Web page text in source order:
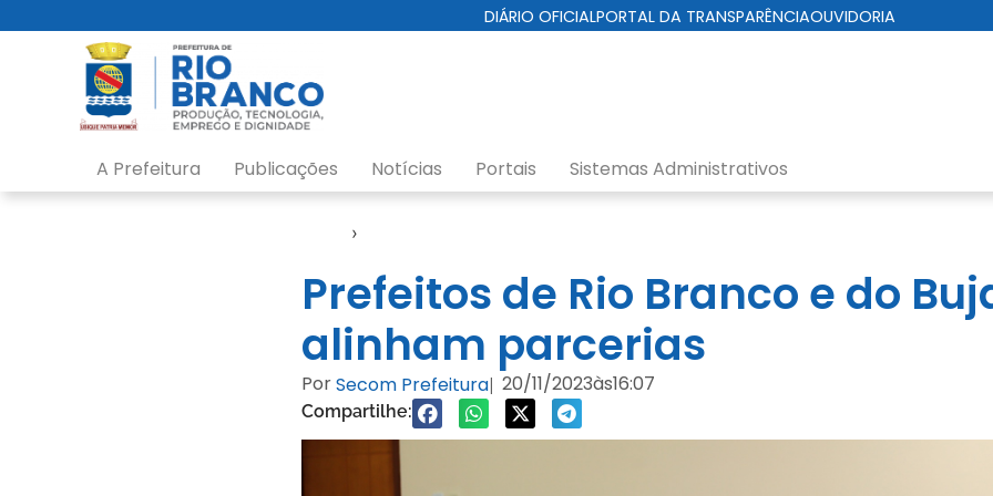
DIÁRIO OFICIALPORTAL DA TRANSPARÊNCIAOUVIDORIA
A Prefeitura Publicações Notícias Portais Sistemas Administrativos
›
Prefeitos de Rio Branco e do
alinham parcerias
PorSecom Prefeitura| 20/11/2023às16:07
Compartilhe: